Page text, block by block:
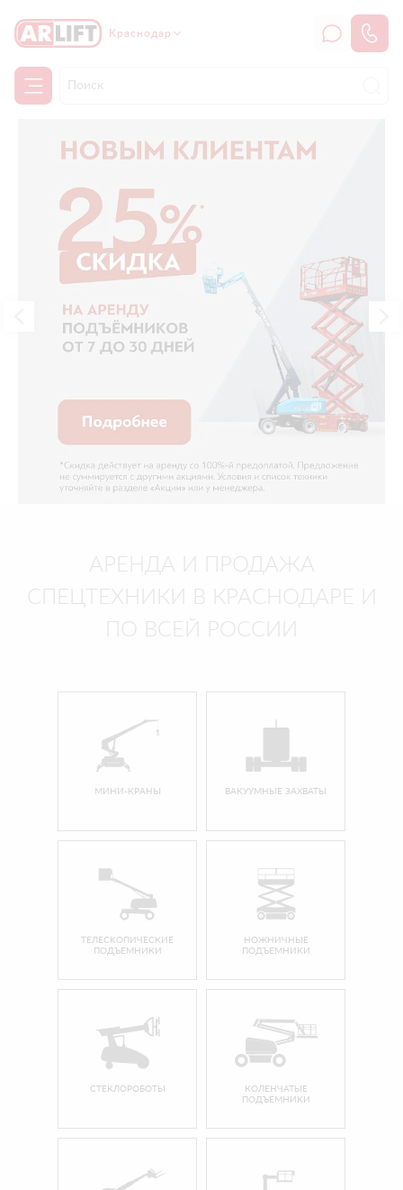
Краснодар
АРЕНДА И ПРОДАЖА
СПЕЦТЕХНИКИ В КРАСНОДАРЕ И
ПО ВСЕЙ РОССИИ
МИНИ-КРАНЫ ВАКУУМНЫЕ ЗАХВАТЫ
ТЕЛЕСКОПИЧЕСКИЕ
ПОДЪЕМНИКИ
НОЖНИЧНЫЕ
ПОДЪЕМНИКИ
СТЕКЛОРОБОТЫ
КОЛЕНЧАТЫЕ
ПОДЪЕМНИКИ